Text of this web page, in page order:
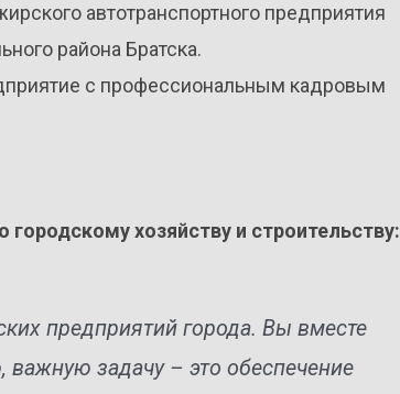
автотранспортного предприятия
района Братска.
с профессиональным кадровым
хозяйству и строительству:
предприятий города. Вы вместе
важную задачу – это обеспечение